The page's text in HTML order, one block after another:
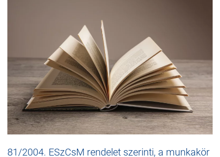
81/2004. ESzCsM rendelet szerinti, a munkakör